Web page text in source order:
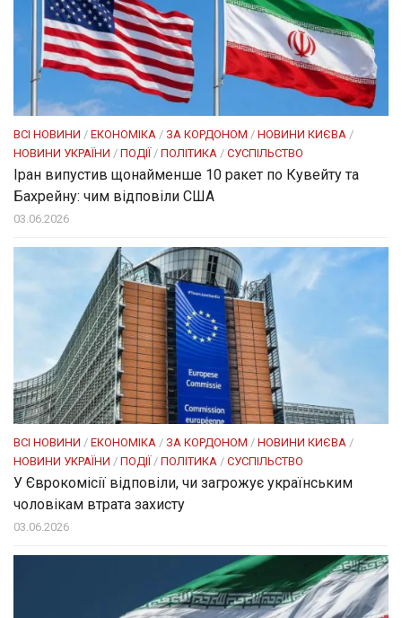
ВСІ НОВИНИ / ЕКОНОМІКА / ЗА КОРДОНОМ / НОВИНИ КИЄВА /
НОВИНИ УКРАЇНИ / ПОДІЇ / ПОЛІТИКА / СУСПІЛЬСТВО
Іран випустив щонайменше 10 ракет по Кувейту та
Бахрейну: чим відповіли США
03.06.2026
ВСІ НОВИНИ / ЕКОНОМІКА / ЗА КОРДОНОМ / НОВИНИ КИЄВА /
НОВИНИ УКРАЇНИ / ПОДІЇ / ПОЛІТИКА / СУСПІЛЬСТВО
У Єврокомісії відповіли, чи загрожує українським
чоловікам втрата захисту
03.06.2026